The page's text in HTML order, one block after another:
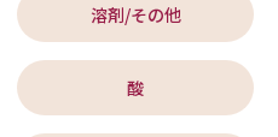
溶剤/その他
酸